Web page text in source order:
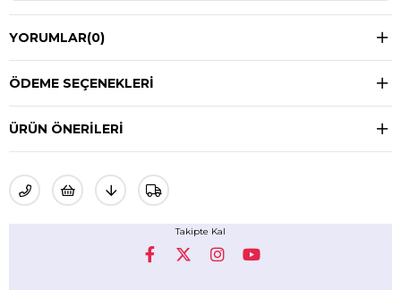
YORUMLAR(0)
ÖDEME SEÇENEKLERI
ÜRÜN ÖNERILERI
Takipte Kal